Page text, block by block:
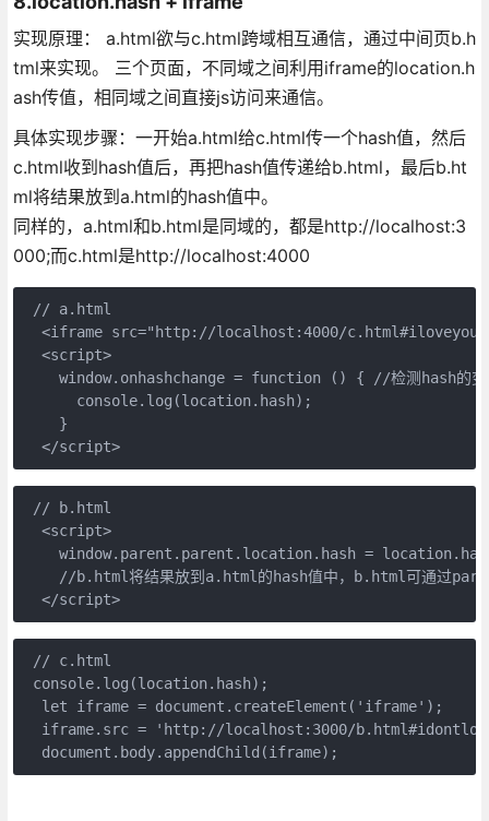
实现原理： a.html欲与c.html跨域相互通信，通过中间页b.h
tml来实现。 三个页面，不同域之间利用iframe的location.h
ash传值，相同域之间直接js访问来通信。
具体实现步骤：一开始a.html给c.html传一个hash值，然后
c.html收到hash值后，再把hash值传递给b.html，最后b.ht
ml将结果放到a.html的hash值中。
同样的，a.html和b.html是同域的，都是http://localhost:3
000;而c.html是http://localhost:4000
// a.html
<iframe src="http://localhost:4000/
  <script>
window.onhashchange = function () { //检测hash的变
      console.log(location.hash);
    }
  </script>
// b.html
  <script>
window.parent.parent.location.hash =
//b.html将结果放到a.html的hash值中，b.html可通过
  </script>
// c.html
console.log(location.hash);
  let iframe = document.createElement('iframe');
iframe.src = 'http://localhost:3000/
  document.body.appendChild(iframe);